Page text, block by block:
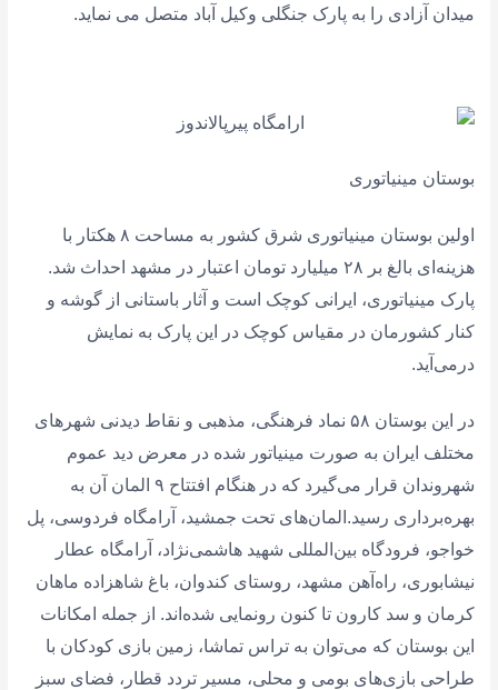
میدان آزادی را به پارک جنگلی وکیل آباد متصل می نماید.
بوستان مینیاتوری
اولین بوستان مینیاتوری شرق کشور به مساحت ۸ هکتار با
هزینه‌ای بالغ بر ۲۸ میلیارد تومان اعتبار در مشهد احداث شد.
پارک مینیاتوری، ایرانی کوچک است و آثار باستانی از گوشه و
کنار کشورمان در مقیاس کوچک در این پارک به نمایش
درمی‌آید.
در این بوستان ۵۸ نماد فرهنگی، مذهبی و نقاط دیدنی شهرهای
مختلف ایران به صورت مینیاتور شده در معرض دید عموم
شهروندان قرار می‌گیرد که در هنگام افتتاح ۹ المان آن به
بهره‌برداری رسید.المان‌های تحت جمشید، آرامگاه فردوسی، پل
خواجو، فرودگاه بین‌المللی شهید هاشمی‌نژاد، آرامگاه عطار
نیشابوری، راه‌آهن مشهد، روستای کندوان، باغ شاهزاده ماهان
کرمان و سد کارون تا کنون رونمایی شده‌اند. از جمله امکانات
این بوستان که می‌توان به تراس تماشا، زمین بازی کودکان با
طراحی بازی‌های بومی و محلی، مسیر تردد قطار، فضای سبز